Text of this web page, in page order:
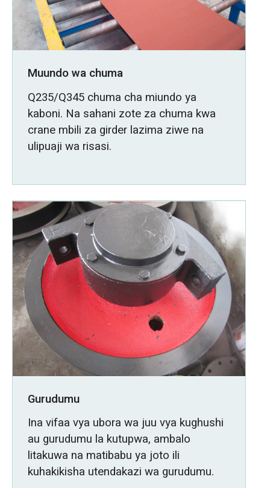
Muundo wa chuma
Q235/Q345 chuma cha miundo ya
kaboni. Na sahani zote za chuma kwa
crane mbili za girder lazima ziwe na
ulipuaji wa risasi.
Gurudumu
Ina vifaa vya ubora wa juu vya kughushi
au gurudumu la kutupwa, ambalo
litakuwa na matibabu ya joto ili
kuhakikisha utendakazi wa gurudumu.